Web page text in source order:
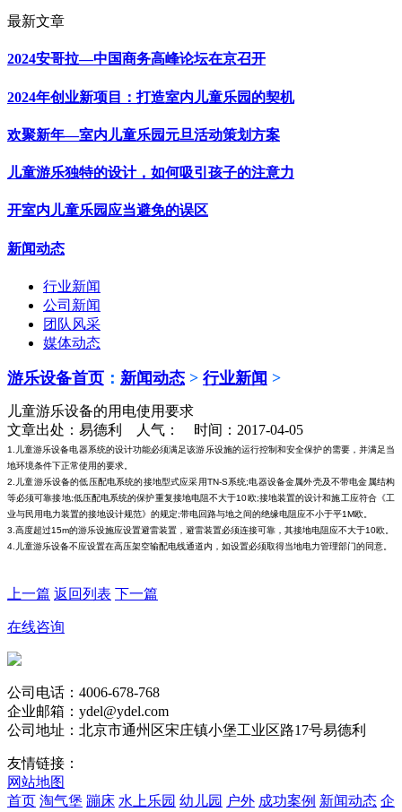
最新文章
2024安哥拉—中国商务高峰论坛在京召开
2024年创业新项目：打造室内儿童乐园的契机
欢聚新年—室内儿童乐园元旦活动策划方案
儿童游乐独特的设计，如何吸引孩子的注意力
开室内儿童乐园应当避免的误区
新闻动态
行业新闻
公司新闻
团队风采
媒体动态
游乐设备首页 ： 新闻动态 > 行业新闻 >
儿童游乐设备的用电使用要求
文章出处：易德利 人气：
时间：2017-04-05
1.儿童游乐设备电器系统的设计功能必须满足该游乐设施的运行控制和安全保护的需要，并满足当
地环境条件下正常使用的要求。
2.儿童游乐设备的低压配电系统的接地型式应采用TN-S系统;电器设备金属外壳及不带电金属结构
等必须可靠接地;低压配电系统的保护重复接地电阻不大于10欧;接地装置的设计和施工应符合《工
业与民用电力装置的接地设计规范》的规定;带电回路与地之间的绝缘电阻应不小于平1M欧。
3.高度超过15m的游乐设施应设置避雷装置，避雷装置必须连接可靠，其接地电阻应不大于10欧。
4.儿童游乐设备不应设置在高压架空输配电线通道内，如设置必须取得当地电力管理部门的同意。
上一篇 返回列表 下一篇
在线咨询
公司电话：4006-678-768
企业邮箱：ydel@ydel.com
公司地址：北京市通州区宋庄镇小堡工业区路17号易德利
友情链接：
网站地图
首页 淘气堡 蹦床 水上乐园 幼儿园 户外 成功案例 新闻动态 企